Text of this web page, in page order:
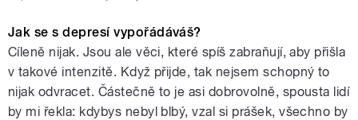
Jak se s depresí vypořádáváš?
Cíleně nijak. Jsou ale věci, které spíš zabraňují, aby přišla
v takové intenzitě. Když přijde, tak nejsem schopný to
nijak odvracet. Částečně to je asi dobrovolně, spousta lidí
by mi řekla: kdybys nebyl blbý, vzal si prášek, všechno by